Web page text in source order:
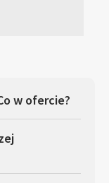
w ofercie?